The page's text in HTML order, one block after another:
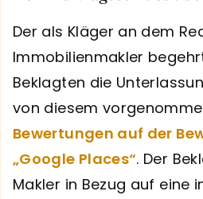
Der als Kläger an dem
Immobilienmakler
Beklagten die
von diesem
Bewertungen auf der
„Google Places“. Der
Makler in Bezug auf eine